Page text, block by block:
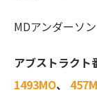
MDアンダーソ
アブストラクト
1493MO、